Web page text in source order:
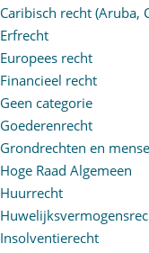
Caribisch recht (Aruba,
Erfrecht
Europees recht
Financieel recht
Geen categorie
Goederenrecht
Grondrechten en
Hoge Raad Algemeen
Huurrecht
Insolventierecht